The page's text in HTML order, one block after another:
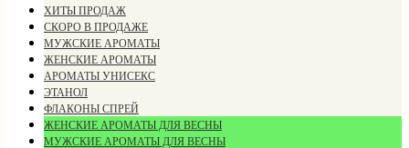
ХИТЫ ПРОДАЖ
СКОРО В ПРОДАЖЕ
МУЖСКИЕ АРОМАТЫ
ЖЕНСКИЕ АРОМАТЫ
АРОМАТЫ УНИСЕКС
ЭТАНОЛ
ФЛАКОНЫ СПРЕЙ
ЖЕНСКИЕ АРОМАТЫ ДЛЯ ВЕСНЫ
МУЖСКИЕ АРОМАТЫ ДЛЯ ВЕСНЫ